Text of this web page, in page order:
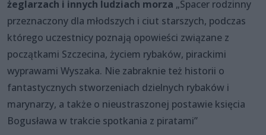
żeglarzach i innych ludziach morza „Spacer rodzinny
przeznaczony dla młodszych i ciut starszych, podczas
którego uczestnicy poznają opowieści związane z
początkami Szczecina, życiem rybaków, pirackimi
wyprawami Wyszaka. Nie zabraknie też historii o
fantastycznych stworzeniach dzielnych rybaków i
marynarzy, a także o nieustraszonej postawie księcia
Bogusława w trakcie spotkania z piratami”